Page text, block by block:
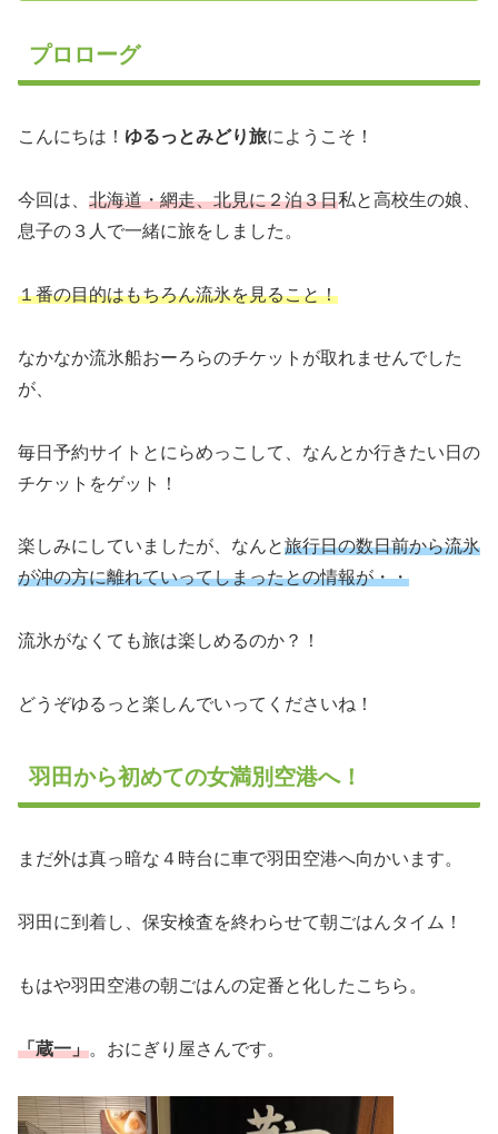
プロローグ
こんにちは！ ゆるっとみどり旅にようこそ！
今回は、 北海道・網走、北見に２泊３日私と高校生の娘、
息子の３人で一緒に旅をしました。
１番の目的はもちろん流氷を見ること！
なかなか流氷船おーろらのチケットが取れませんでした
が、
毎日予約サイトとにらめっこして、なんとか行きたい日の
チケットをゲット！
楽しみにしていましたが、なんと旅行日の数日前から流氷
が沖の方に離れていってしまったとの情報が・・
流氷がなくても旅は楽しめるのか？！
どうぞゆるっと楽しんでいってくださいね！
羽田から初めての女満別空港へ！
まだ外は真っ暗な４時台に車で羽田空港へ向かいます。
羽田に到着し、保安検査を終わらせて朝ごはんタイム！
もはや羽田空港の朝ごはんの定番と化したこちら。
「蔵一」。おにぎり屋さんです。